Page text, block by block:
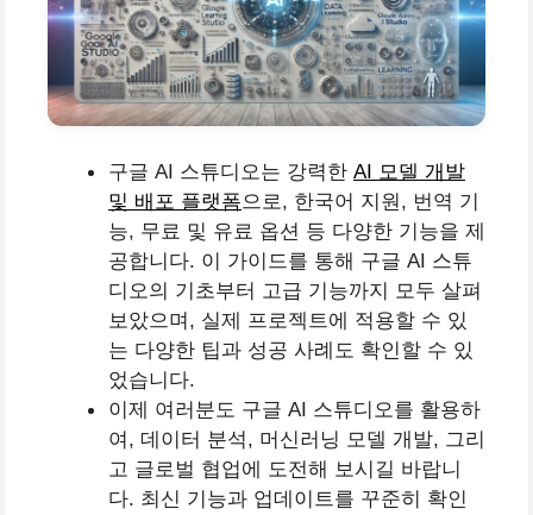
구글 AI 스튜디오는 강력한 AI 모델 개발
및 배포 플랫폼으로, 한국어 지원, 번역 기
능, 무료 및 유료 옵션 등 다양한 기능을 제
공합니다. 이 가이드를 통해 구글 AI 스튜
디오의 기초부터 고급 기능까지 모두 살펴
보았으며, 실제 프로젝트에 적용할 수 있
는 다양한 팁과 성공 사례도 확인할 수 있
었습니다.
이제 여러분도 구글 AI 스튜디오를 활용하
여, 데이터 분석, 머신러닝 모델 개발, 그리
고 글로벌 협업에 도전해 보시길 바랍니
다. 최신 기능과 업데이트를 꾸준히 확인